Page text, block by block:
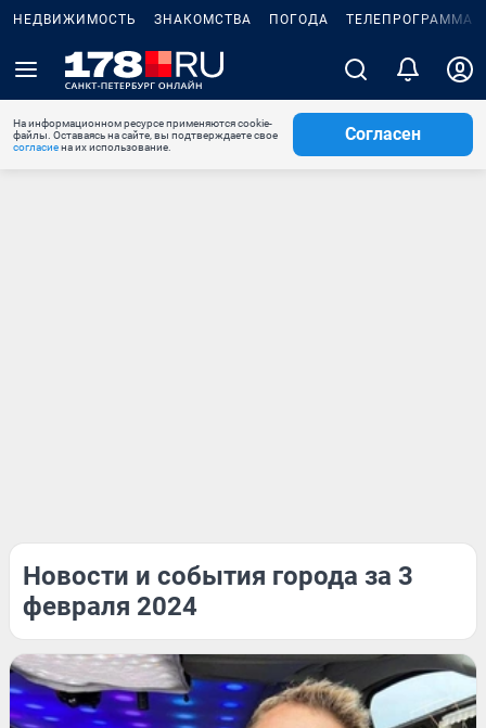
НЕДВИЖИМОСТЬ ЗНАКОМСТВА ПОГОДА ТЕЛЕПРОГРАММА
На информационном ресурсе применяются cookie-
файлы. Оставаясь на сайте, вы подтверждаете свое
согласиена их использование.
Согласен
Новости и события города за 3
февраля 2024